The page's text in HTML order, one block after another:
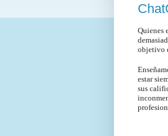
Quienes
objetivo
estar
sus